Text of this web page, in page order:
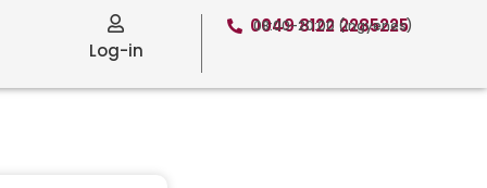
Log-in
0049 8122 2285225
08:00-20:00 (ingyenes)